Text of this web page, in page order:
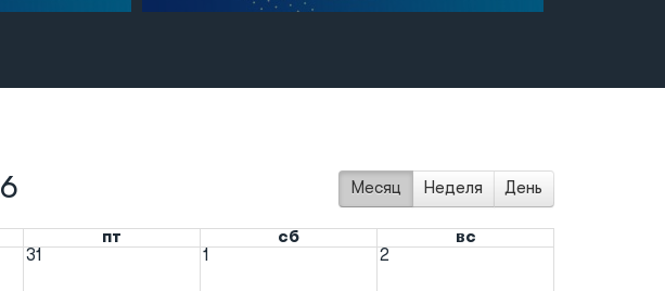
Месяц Неделя День
пт сб
вс
31 1 2